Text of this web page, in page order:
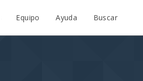
Equipo Ayuda Buscar